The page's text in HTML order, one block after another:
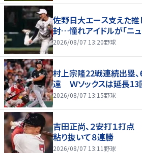
佐野日大エース支えた
封…憧れアイドルが「ニ
2026/08/07 13:20野球
村上宗隆22戦連続出塁
遠 Ｗソックスは延長13
2026/08/07 13:15野球
吉田正尚、２安打１打点
粘り抜いて８連勝
2026/08/07 13:11 野球